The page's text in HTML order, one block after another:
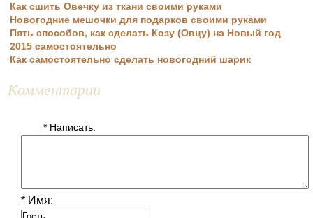
Как сшить Овечку из ткани своими руками
Новогодние мешочки для подарков своими руками
Пять способов, как сделать Козу (Овцу) на Новый год
2015 самостоятельно
Как самостоятельно сделать новогодний шарик
Комментарии
* Написать:
* Имя: